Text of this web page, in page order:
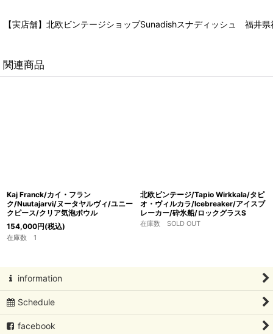
【実店舗】北欧ビンテージショップSunadishスナディッシュ 福井
関連商品
Kaj Franck/カイ・フラン
ク/Nuutajarvi/ヌータヤルヴィ/ユニー
クピース/クリア気泡ボウル
154,000円(税込)
在庫数 1
北欧ビンテージ/Tapio Wirkkala/タピ
オ・ヴィルカラ/Icebreaker/アイスブ
レーカー/砕氷船/ロックグラスS
在庫数 SOLD OUT
information
Schedule
facebook